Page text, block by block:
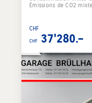
Émissions de CO2
CHF
CHF 37'280.–